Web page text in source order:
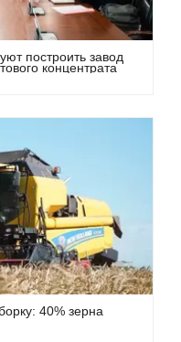
построить завод
концентрата
40% зерна